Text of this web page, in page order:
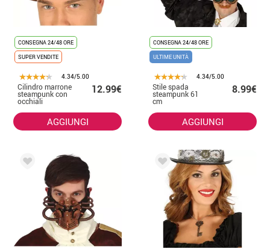
CONSEGNA 24/48 ORE
SUPER VENDITE
4.34/5.00
Cilindro marrone
steampunk con
occhiali
12.99€
AGGIUNGI
CONSEGNA 24/48 ORE
ULTIME UNITÀ
4.34/5.00
Stile spada
steampunk 61
cm
8.99€
AGGIUNGI